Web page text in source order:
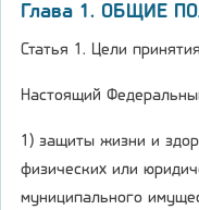
Глава 1. ОБЩИЕ
Статья 1. Цели
Настоящий
1) защиты жизни и
физических или
муниципального